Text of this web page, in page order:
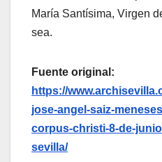
María Santísima, Virgen
sea.
Fuente original:
https://
jose-angel-saiz-
corpus-christi-8-de-
sevilla/